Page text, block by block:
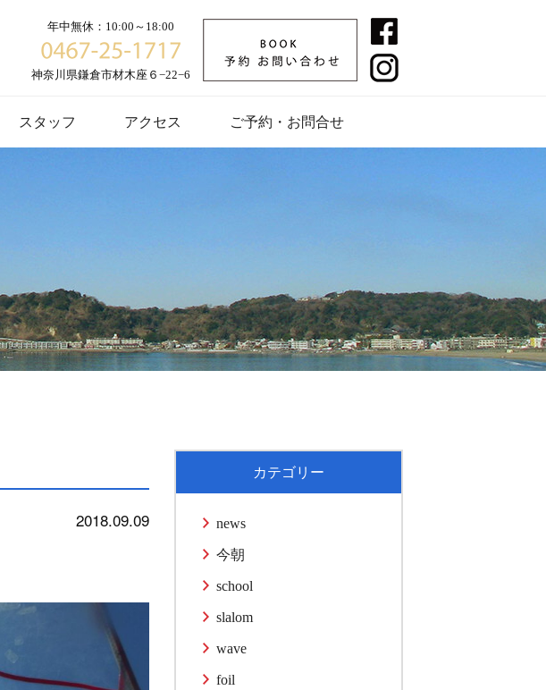
年中無休：10:00～18:00
神奈川県鎌倉市材木座６−22−6
スタッフ アクセス ご予約・お問合せ
2018.09.09
カテゴリー
news
今朝
school
slalom
wave
foil